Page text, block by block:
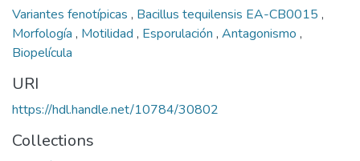
Variantes fenotípicas , Bacillus tequilensis EA-CB0015 ,
Morfología , Motilidad , Esporulación , Antagonismo ,
Biopelícula
URI
https://hdl.handle.net/10784/30802
Collections